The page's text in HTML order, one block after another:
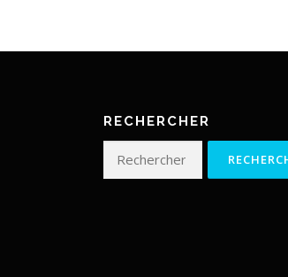
RECHERCHER